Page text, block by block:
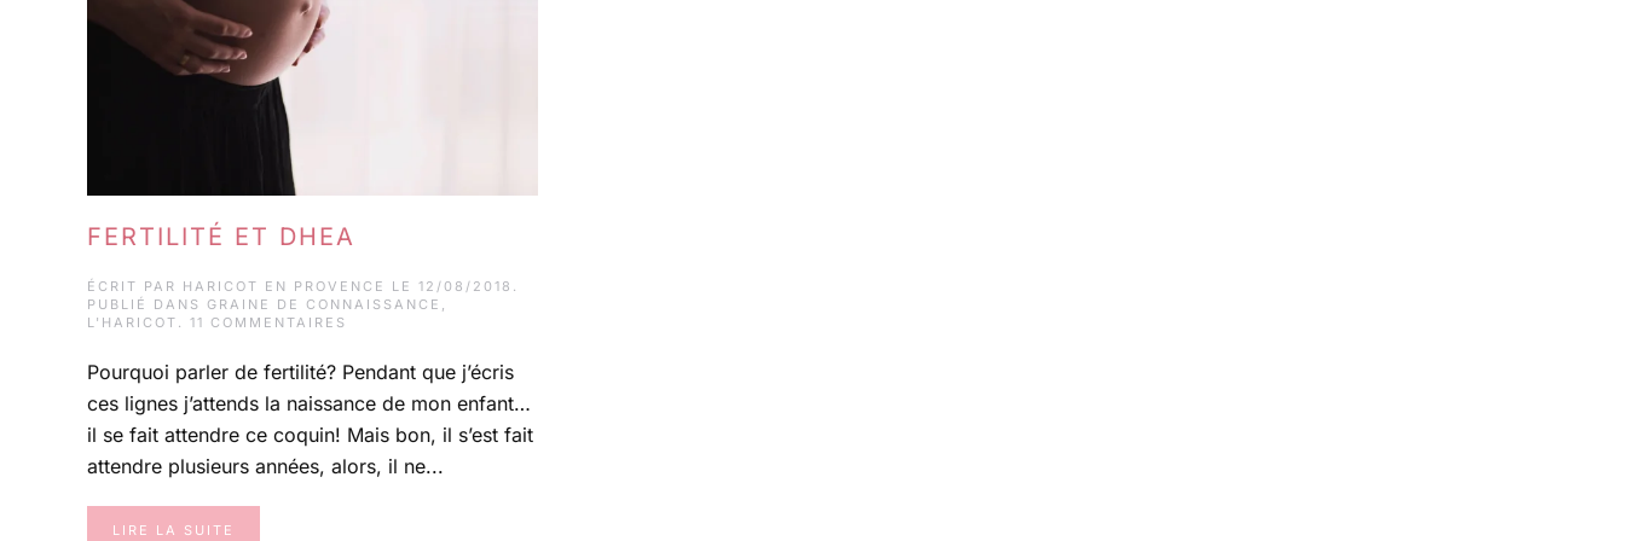
FERTILITÉ ET DHEA
ÉCRIT PAR HARICOT EN PROVENCE LE 12/08/2018 .
PUBLIÉ DANS GRAINE DE CONNAISSANCE ,
L'HARICOT . 11 COMMENTAIRES
DHEA
Pourquoi parler de fertilité? Pendant que j’écris
ces lignes j’attends la naissance de mon enfant…
il se fait attendre ce coquin! Mais bon, il s’est fait
attendre plusieurs années, alors, il ne...
LIRE LA SUITE